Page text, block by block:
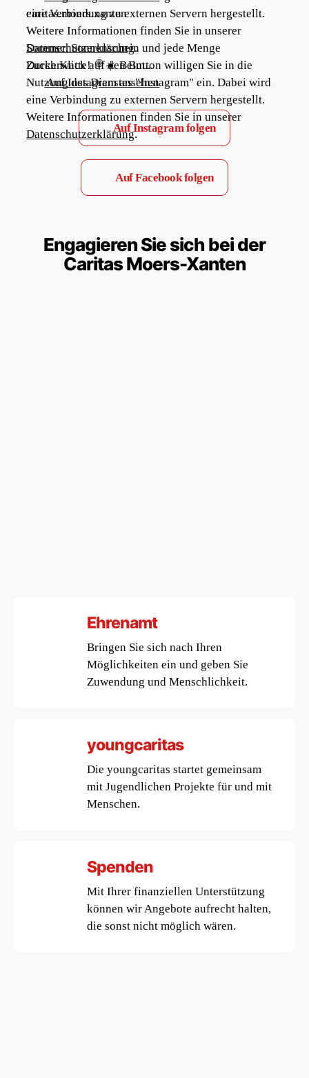
eine Verbindung zu externen Servern hergestellt.
Weitere Informationen finden Sie in unserer
Datenschutzerklärung.
caritas.moers.xanten
Sommer, Sonnenschein und jede Menge
Zuckerwatte! 🍭☀️ Beim...
Auf Instagram ansehen
Durch Klick auf den Button willigen Sie in die
Nutzung des Dienstes "Instagram" ein. Dabei wird
eine Verbindung zu externen Servern hergestellt.
Weitere Informationen finden Sie in unserer
Datenschutzerklärung.
Auf Instagram folgen
Auf Facebook folgen
Engagieren Sie sich bei der
Caritas Moers-Xanten
Ehrenamt
Bringen Sie sich nach Ihren
Möglichkeiten ein und geben Sie
Zuwendung und Menschlichkeit.
youngcaritas
Die youngcaritas startet gemeinsam
mit Jugendlichen Projekte für und mit
Menschen.
Spenden
Mit Ihrer finanziellen Unterstützung
können wir Angebote aufrecht halten,
die sonst nicht möglich wären.